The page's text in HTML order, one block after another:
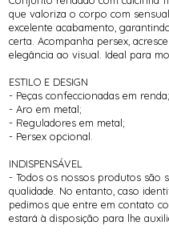
que valoriza o corpo com
excelente acabamento,
certa. Acompanha persex,
elegância ao visual. Ideal para
ESTILO E DESIGN
- Peças confeccionadas em renda;
- Aro em metal;
- Reguladores em metal;
- Persex opcional.
INDISPENSÁVEL
- Todos os nossos produtos são
qualidade. No entanto, caso
pedimos que entre em contato
estará à disposição para lhe